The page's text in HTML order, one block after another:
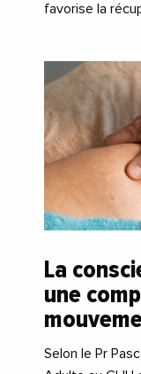
favorise la
La
une
Selon le Pr